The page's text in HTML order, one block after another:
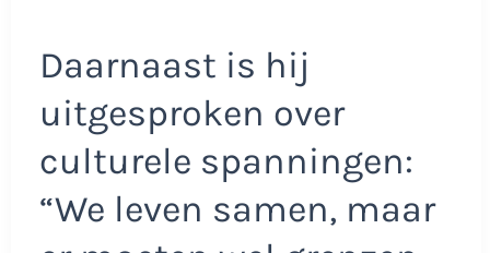
Daarnaast is hij
uitgesproken over
culturele spanningen:
“We leven samen, maar